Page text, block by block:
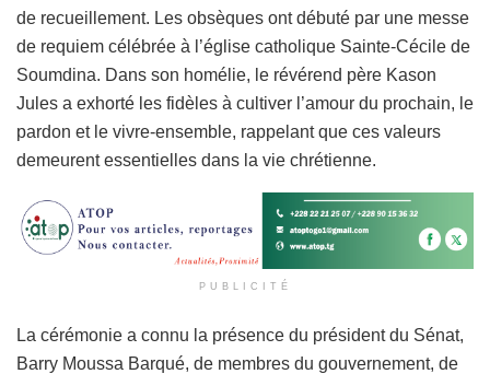
de recueillement. Les obsèques ont débuté par une messe
de requiem célébrée à l’église catholique Sainte-Cécile de
Soumdina. Dans son homélie, le révérend père Kason
Jules a exhorté les fidèles à cultiver l’amour du prochain, le
pardon et le vivre-ensemble, rappelant que ces valeurs
demeurent essentielles dans la vie chrétienne.
PUBLICITÉ
La cérémonie a connu la présence du président du Sénat,
Barry Moussa Barqué, de membres du gouvernement, de